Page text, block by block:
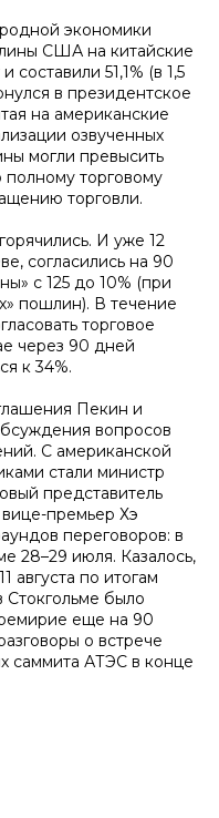
экономики
США на китайские
составили 51,1% (в 1,5
в президентское
на американские
озвученных
могли превысить
торговому
торговли.
И уже 12
согласились на 90
с 125 до 10% (при
пошлин). В течение
торговое
через 90 дней
к 34%.
Пекин и
вопросов
С американской
стали министр
представитель
премьер Хэ
переговоров: в
28–29 июля. Казалось,
августа по итогам
Стокгольме было
еще на 90
о встрече
саммита АТЭС в конце